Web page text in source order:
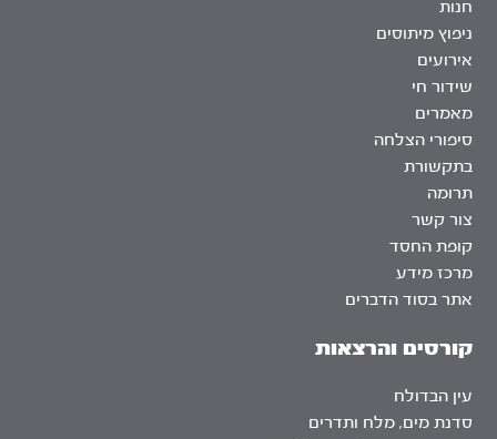
חנות
ניפוץ מיתוסים
אירועים
שידור חי
מאמרים
סיפורי הצלחה
בתקשורת
תרומה
צור קשר
קופת החסד
מרכז מידע
אתר בסוד הדברים
קורסים והרצאות
עין הבדולח
סדנת מים, מלח ותדרים